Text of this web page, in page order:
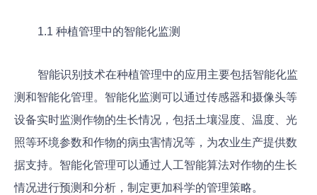
1.1 种植管理中的智能化监测
智能识别技术在种植管理中的应用主要包括智能化监
测和智能化管理。智能化监测可以通过传感器和摄像头等
设备实时监测作物的生长情况，包括土壤湿度、温度、光
照等环境参数和作物的病虫害情况等，为农业生产提供数
据支持。智能化管理可以通过人工智能算法对作物的生长
情况进行预测和分析，制定更加科学的管理策略。